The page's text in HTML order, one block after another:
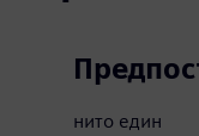
нито един